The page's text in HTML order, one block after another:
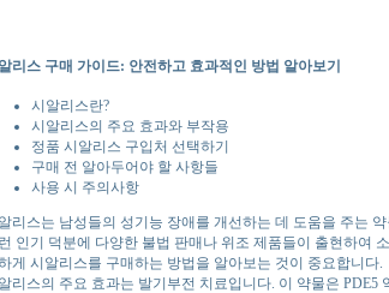
리스 구매 가이드: 안전하고 효과적인 방법 알아보기
시알리스란?
시알리스의 주요 효과와 부작용
정품 시알리스 구입처 선택하기
구매 전 알아두어야 할 사항들
사용 시 주의사항
리스는 남성들의 성기능 장애를 개선하는 데 도움을 주는
인기 덕분에 다양한 불법 판매나 위조 제품들이 출현하여
게 시알리스를 구매하는 방법을 알아보는 것이 중요합니다.
리스의 주요 효과는 발기부전 치료입니다. 이 약물은